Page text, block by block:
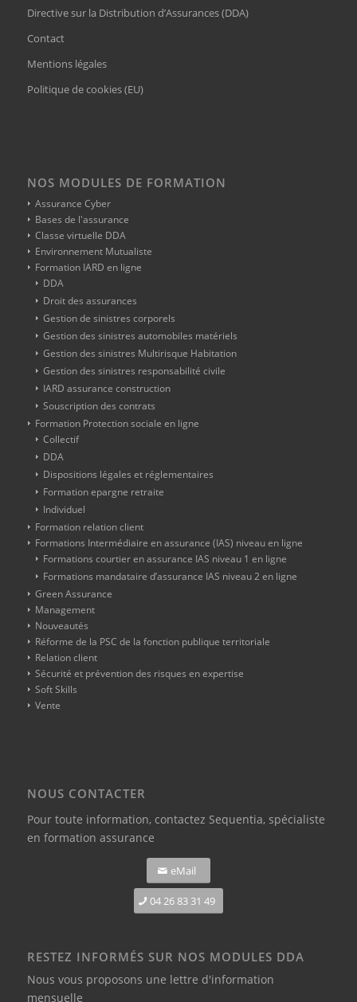
Directive sur la Distribution d’Assurances (DDA)
Contact
Mentions légales
Politique de cookies (EU)
NOS MODULES DE FORMATION
Assurance Cyber
Bases de l'assurance
Classe virtuelle DDA
Environnement Mutualiste
Formation IARD en ligne
DDA
Droit des assurances
Gestion de sinistres corporels
Gestion des sinistres automobiles matériels
Gestion des sinistres Multirisque Habitation
Gestion des sinistres responsabilité civile
IARD assurance construction
Souscription des contrats
Formation Protection sociale en ligne
Collectif
DDA
Dispositions légales et réglementaires
Formation epargne retraite
Individuel
Formation relation client
Formations Intermédiaire en assurance (IAS) niveau en ligne
Formations courtier en assurance IAS niveau 1 en ligne
Formations mandataire d’assurance IAS niveau 2 en ligne
Green Assurance
Management
Nouveautés
Réforme de la PSC de la fonction publique territoriale
Relation client
Sécurité et prévention des risques en expertise
Soft Skills
Vente
NOUS CONTACTER
Pour toute information, contactez Sequentia, spécialiste
en formation assurance
eMail
04 26 83 31 49
RESTEZ INFORMÉS SUR NOS MODULES DDA
Nous vous proposons une lettre d'information
mensuelle